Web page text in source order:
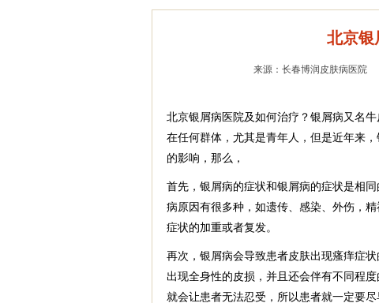
北京银
来源：长春博润皮肤病医院
北京银屑病医院及如何治疗？银屑病又名
在任何群体，尤其是青年人，但是近年来
的影响，那么，
首先，银屑病的症状和银屑病的症状是相
病原因有很多种，如遗传、感染、外伤，
症状的加重或者复发。
再次，银屑病会导致患者皮肤出现瘙痒症
出现全身性的皮损，并且还会伴有不同程
就会让患者无法忍受，所以患者就一定要